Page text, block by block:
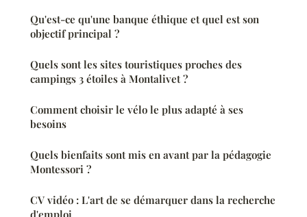
Qu'est-ce qu'une banque éthique et quel est son
objectif principal ?
Quels sont les sites touristiques proches des
campings 3 étoiles à Montalivet ?
Comment choisir le vélo le plus adapté à ses
besoins
Quels bienfaits sont mis en avant par la pédagogie
Montessori ?
CV vidéo : L'art de se démarquer dans la recherche
d'emploi